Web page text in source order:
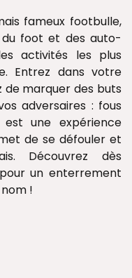
fameux footbulle,
foot et des auto-
activités les plus
Entrez dans votre
de marquer des buts
adversaires : fous
une expérience
de se défouler et
Découvrez dès
un enterrement
!